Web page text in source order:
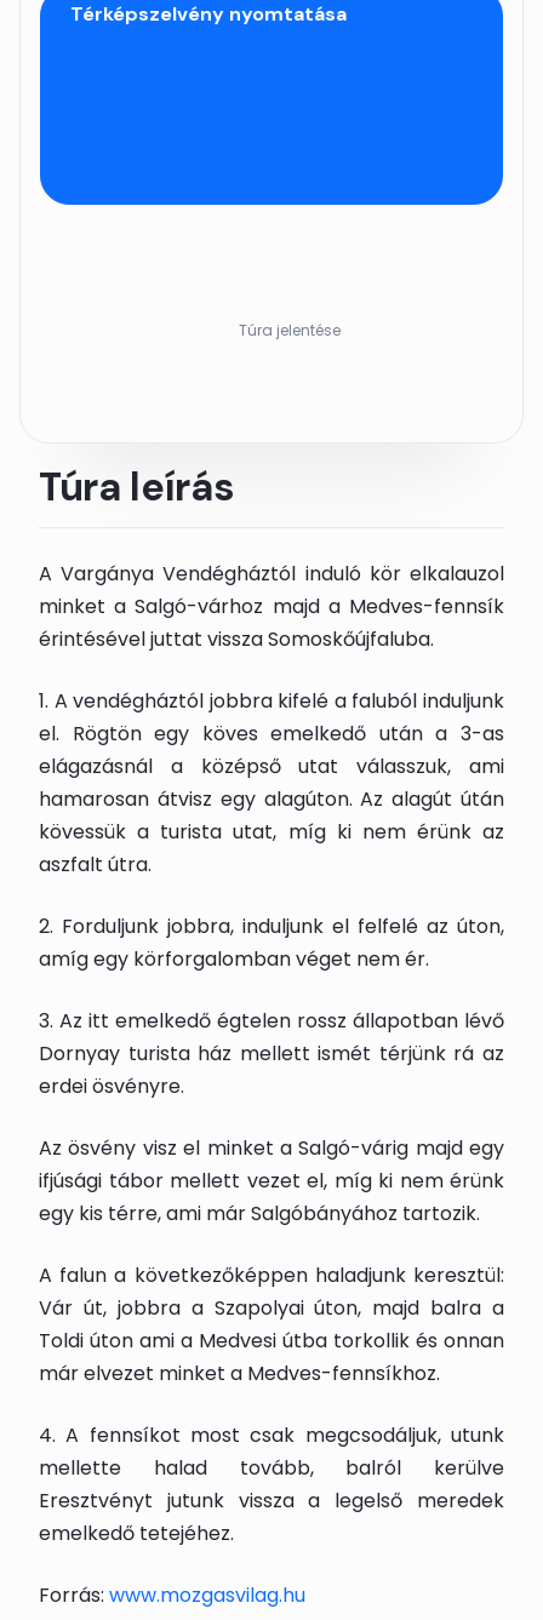
Térképszelvény nyomtatása
Túra jelentése
Túra leírás
A Vargánya Vendégháztól induló kör elkalauzol
minket a Salgó-várhoz majd a Medves-fennsík
érintésével juttat vissza Somoskőújfaluba.
1. A vendégháztól jobbra kifelé a faluból induljunk
el. Rögtön egy köves emelkedő után a 3-as
elágazásnál a középső utat válasszuk, ami
hamarosan átvisz egy alagúton. Az alagút útán
kövessük a turista utat, míg ki nem érünk az
aszfalt útra.
2. Forduljunk jobbra, induljunk el felfelé az úton,
amíg egy körforgalomban véget nem ér.
3. Az itt emelkedő égtelen rossz állapotban lévő
Dornyay turista ház mellett ismét térjünk rá az
erdei ösvényre.
Az ösvény visz el minket a Salgó-várig majd egy
ifjúsági tábor mellett vezet el, míg ki nem érünk
egy kis térre, ami már Salgóbányához tartozik.
A falun a következőképpen haladjunk keresztül:
Vár út, jobbra a Szapolyai úton, majd balra a
Toldi úton ami a Medvesi útba torkollik és onnan
már elvezet minket a Medves-fennsíkhoz.
4. A fennsíkot most csak megcsodáljuk, utunk
mellette halad tovább, balról kerülve
Eresztvényt jutunk vissza a legelső meredek
emelkedő tetejéhez.
Forrás: www.mozgasvilag.hu